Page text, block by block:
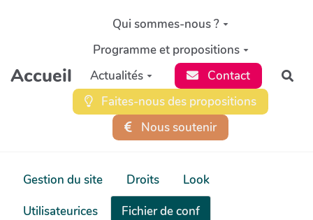
Aller au contenu principal
Accueil
Qui sommes-nous ?
Programme et propositions
Actualités
Contact
Faites-nous des propositions
Nous soutenir
Gestion du site Droits
Look
Utilisateurices
Fichier de conf